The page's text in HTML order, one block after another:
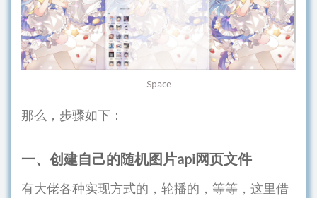
Space
那么，步骤如下：
一、创建自己的随机图片api网页文件
有大佬各种实现方式的，轮播的，等等，这里借